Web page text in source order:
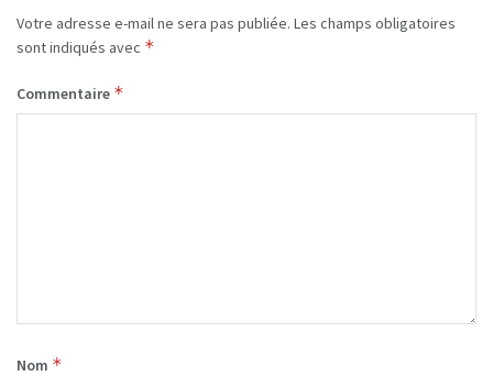
Votre adresse e-mail ne sera pas publiée. Les champs obligatoires
sont indiqués avec *
Commentaire *
Nom *